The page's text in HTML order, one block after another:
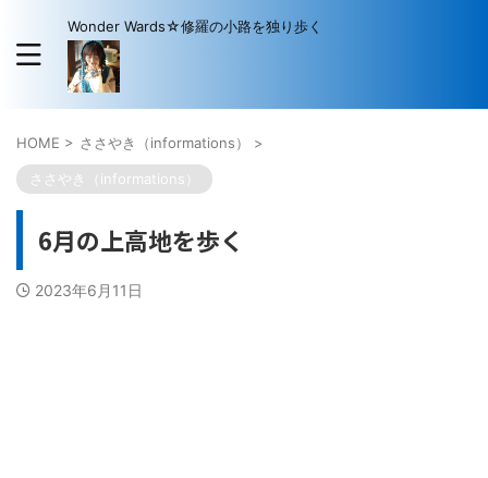
Wonder Wards☆修羅の小路を独り歩く
HOME > ささやき（informations） >
ささやき（informations）
6月の上高地を歩く
2023年6月11日